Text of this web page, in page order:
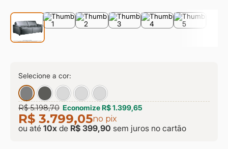
Selecione a cor:
R$ 5.198,70 EconomizeR$ 1.399,65
R$ 3.799,05no pix
ou até 10x de R$ 399,90 sem juros no cartão